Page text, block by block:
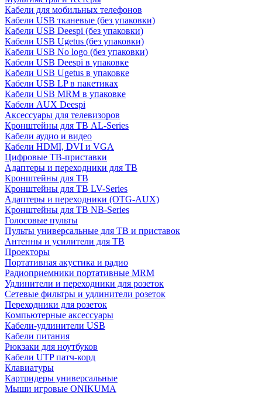
Кабели для мобильных телефонов
Кабели USB тканевые (без упаковки)
Кабели USB Deespi (без упаковки)
Кабели USB Ugetus (без упаковки)
Кабели USB No logo (без упаковки)
Кабели USB Deespi в упаковке
Кабели USB Ugetus в упаковке
Кабели USB LP в пакетиках
Кабели USB MRM в упаковке
Кабели AUX Deespi
Аксессуары для телевизоров
Кронштейны для ТВ AL-Series
Кабели аудио и видео
Кабели HDMI, DVI и VGA
Цифровые ТВ-приставки
Адаптеры и переходники для ТВ
Кронштейны для ТВ
Кронштейны для ТВ LV-Series
Адаптеры и переходники (OTG-AUX)
Кронштейны для ТВ NB-Series
Голосовые пульты
Пульты универсальные для ТВ и приставок
Антенны и усилители для ТВ
Проекторы
Портативная акустика и радио
Радиоприемники портативные MRM
Удлинители и переходники для розеток
Сетевые фильтры и удлинители розеток
Переходники для розеток
Компьютерные аксессуары
Кабели-удлинители USB
Кабели питания
Рюкзаки для ноутбуков
Кабели UTP патч-корд
Клавиатуры
Картридеры универсальные
Мыши игровые ONIKUMA